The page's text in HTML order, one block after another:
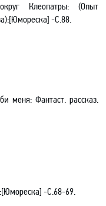
Клеопатры: (Опыт
-С.88.
Фантаст. рассказ.
-С.68-69.